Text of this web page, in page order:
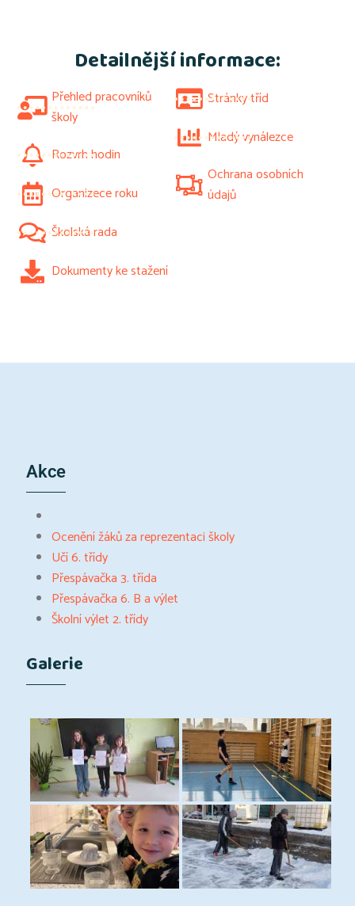
Detailnější informace:
Přehled pracovníků
školy
Rozvrh hodin
Organizece roku
Školská rada
Dokumenty ke stažení
Stránky tříd
Mladý vynálezce
Ochrana osobních
údajů
Akce
Ocenění žáků za reprezentaci školy
Učí 6. třídy
Přespávačka 3. třída
Přespávačka 6. B a výlet
Školní výlet 2. třídy
Galerie